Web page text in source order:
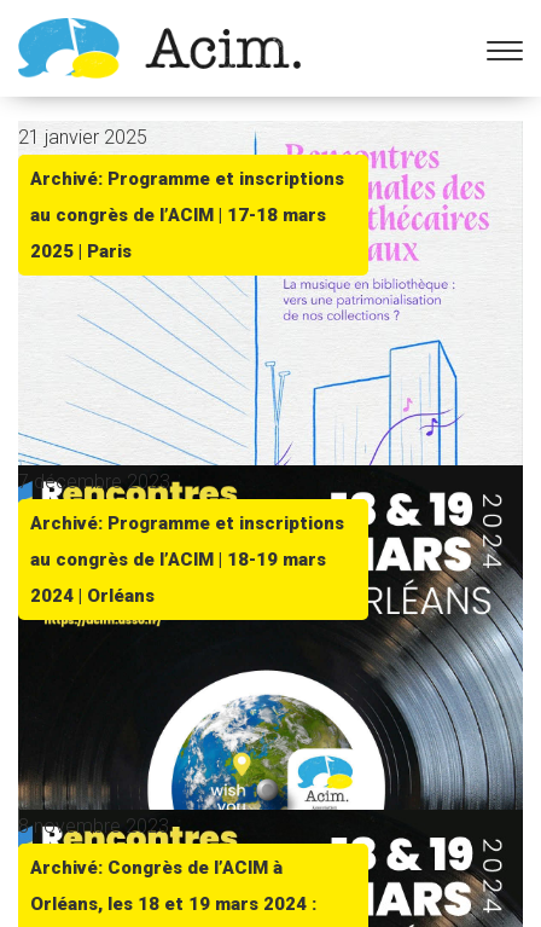
Ouvrir la barre d’outils
21 janvier 2025
Archivé: Programme et inscriptions
au congrès de l’ACIM | 17-18 mars
2025 | Paris
7 décembre 2023
Archivé: Programme et inscriptions
au congrès de l’ACIM | 18-19 mars
2024 | Orléans
8 novembre 2023
Archivé: Congrès de l’ACIM à
Orléans, les 18 et 19 mars 2024 :